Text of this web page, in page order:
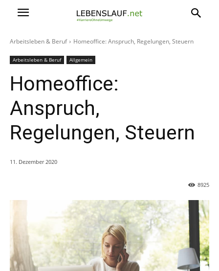
Arbeitsleben & Beruf Homeoffice: Anspruch, Regelungen, Steuern
Arbeitsleben & Beruf Allgemein
Homeoffice:
Anspruch,
Regelungen, Steuern
11. Dezember 2020
8925